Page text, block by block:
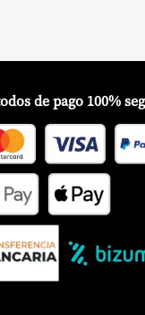
de pago 100%